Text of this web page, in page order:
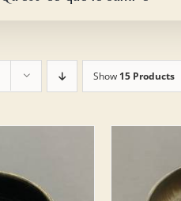
Show 15 Products